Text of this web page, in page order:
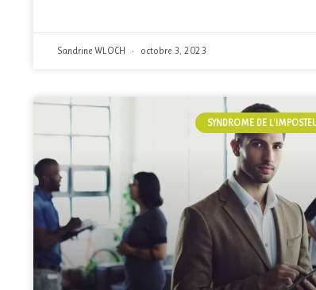
Sandrine WLOCH octobre 3, 2023
SYNDROME DE